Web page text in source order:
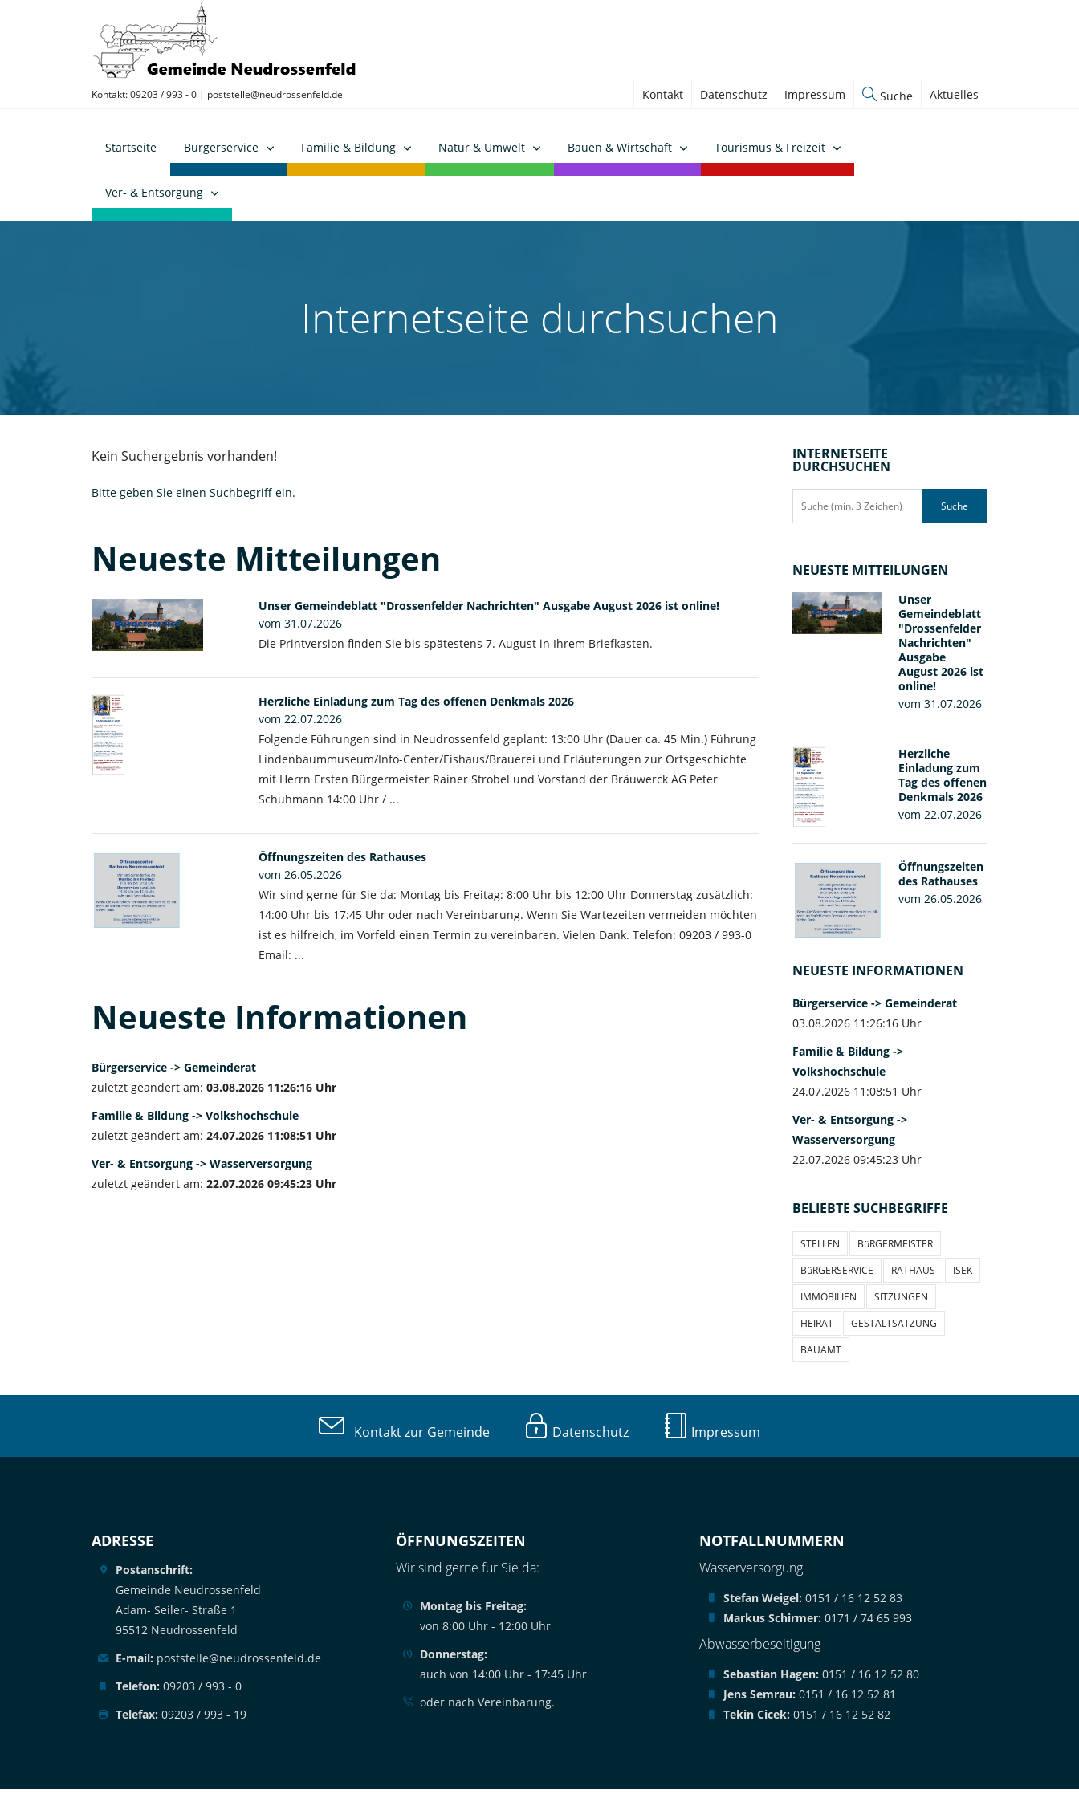
Kontakt: 09203 / 993 - 0 | poststelle@neudrossenfeld.de Kontakt Datenschutz Impressum Suche Aktuelles
Startseite Bürgerservice Familie & Bildung Natur & Umwelt Bauen & Wirtschaft Tourismus & Freizeit
Ver- & Entsorgung
Internetseite durchsuchen
Kein Suchergebnis vorhanden!
Bitte geben Sie einen Suchbegriff ein.
Neueste Mitteilungen
Unser Gemeindeblatt "Drossenfelder Nachrichten" Ausgabe August 2026 ist online!
vom 31.07.2026
Die Printversion finden Sie bis spätestens 7. August in Ihrem Briefkasten.
Herzliche Einladung zum Tag des offenen Denkmals 2026
vom 22.07.2026
Folgende Führungen sind in Neudrossenfeld geplant: 13:00 Uhr (Dauer ca. 45 Min.) Führung
Lindenbaummuseum/Info-Center/Eishaus/Brauerei und Erläuterungen zur Ortsgeschichte
mit Herrn Ersten Bürgermeister Rainer Strobel und Vorstand der Bräuwerck AG Peter
Schuhmann 14:00 Uhr / ...
Öffnungszeiten des Rathauses
vom 26.05.2026
Wir sind gerne für Sie da: Montag bis Freitag: 8:00 Uhr bis 12:00 Uhr Donnerstag zusätzlich:
14:00 Uhr bis 17:45 Uhr oder nach Vereinbarung. Wenn Sie Wartezeiten vermeiden möchten
ist es hilfreich, im Vorfeld einen Termin zu vereinbaren. Vielen Dank. Telefon: 09203 / 993-0
Email: ...
Neueste Informationen
Bürgerservice -> Gemeinderat
zuletzt geändert am: 03.08.2026 11:26:16 Uhr
Familie & Bildung -> Volkshochschule
zuletzt geändert am: 24.07.2026 11:08:51 Uhr
Ver- & Entsorgung -> Wasserversorgung
zuletzt geändert am: 22.07.2026 09:45:23 Uhr
INTERNETSEITE
DURCHSUCHEN
Suche
NEUESTE MITTEILUNGEN
Unser
Gemeindeblatt
"Drossenfelder
Nachrichten"
Ausgabe
August 2026 ist
online!
vom 31.07.2026
Herzliche
Einladung zum
Tag des offenen
Denkmals 2026
vom 22.07.2026
Öffnungszeiten
des Rathauses
vom 26.05.2026
NEUESTE INFORMATIONEN
Bürgerservice -> Gemeinderat
03.08.2026 11:26:16 Uhr
Familie & Bildung ->
Volkshochschule
24.07.2026 11:08:51 Uhr
Ver- & Entsorgung ->
Wasserversorgung
22.07.2026 09:45:23 Uhr
BELIEBTE SUCHBEGRIFFE
STELLEN
BüRGERMEISTER
BüRGERSERVICE
RATHAUS
ISEK
IMMOBILIEN
SITZUNGEN
HEIRAT
GESTALTSATZUNG
BAUAMT
Kontakt zur Gemeinde Datenschutz Impressum
ADRESSE
Postanschrift:
Gemeinde Neudrossenfeld
Adam- Seiler- Straße 1
95512 Neudrossenfeld
E-mail:poststelle@neudrossenfeld.de
Telefon:09203 / 993 - 0
Telefax:09203 / 993 - 19
ÖFFNUNGSZEITEN
Wir sind gerne für Sie da:
Montag bis Freitag:
von 8:00 Uhr - 12:00 Uhr
Donnerstag:
auch von 14:00 Uhr - 17:45 Uhr
oder nach Vereinbarung.
NOTFALLNUMMERN
Wasserversorgung
Stefan Weigel: 0151 / 16 12 52 83
Markus Schirmer: 0171 / 74 65 993
Abwasserbeseitigung
Sebastian Hagen: 0151 / 16 12 52 80
Jens Semrau: 0151 / 16 12 52 81
Tekin Cicek: 0151 / 16 12 52 82